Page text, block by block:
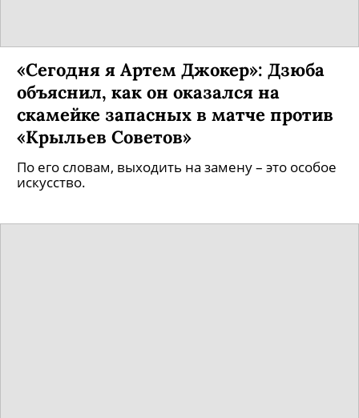
«Сегодня я Артем Джокер»: Дзюба
объяснил, как он оказался на
скамейке запасных в матче против
«Крыльев Советов»
По его словам, выходить на замену – это особое
искусство.